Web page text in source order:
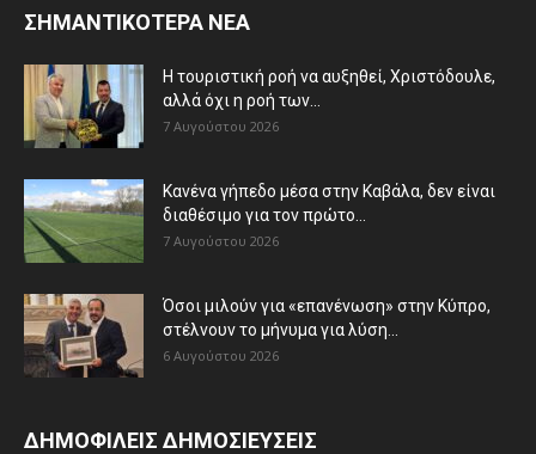
ΣΗΜΑΝΤΙΚΟΤΕΡΑ ΝΕΑ
Η τουριστική ροή να αυξηθεί, Χριστόδουλε,
αλλά όχι η ροή των...
7 Αυγούστου 2026
Κανένα γήπεδο μέσα στην Καβάλα, δεν είναι
διαθέσιμο για τον πρώτο...
7 Αυγούστου 2026
Όσοι μιλούν για «επανένωση» στην Κύπρο,
στέλνουν το μήνυμα για λύση...
6 Αυγούστου 2026
ΔΗΜΟΦΙΛΕΙΣ ΔΗΜΟΣΙΕΥΣΕΙΣ